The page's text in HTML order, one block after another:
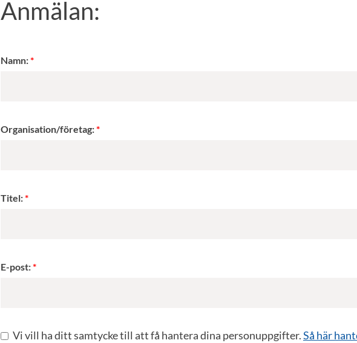
Anmälan:
Namn:
Organisation/företag:
Titel:
E-post:
Vi vill ha ditt samtycke till att få hantera dina personuppgifter.Så här